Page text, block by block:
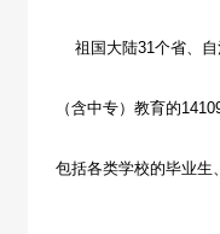
祖国大陆31个省、自
（含中专）教育的
包括各类学校的毕业生